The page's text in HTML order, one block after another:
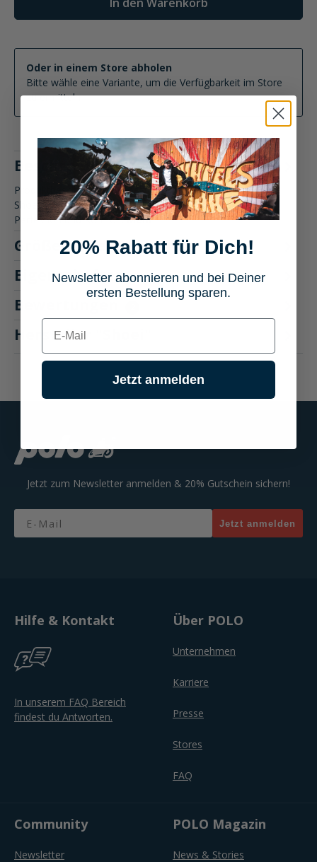
Oder in einem Store abholen
Bitte wähle eine Variante, um die Verfügbarkeit im Store
zu ermitteln
Beschreibung
Produktbeschreibung: Shoei GT-Air 3 Motorradhelm Der
Shoei GT-Air 3 Motorradhelm bietet aerodynamische
Perfektion und Komfo…Mehr
Größentabelle
Eigenschaften
Bewertungen
Hersteller "Shoei"
Jetzt zum Newsletter anmelden & 20% Gutschein sichern!
Email
Jetzt anmelden
Hilfe & Kontakt
In unserem FAQ Bereich
findest du Antworten.
Über POLO
Unternehmen
Karriere
Presse
Stores
FAQ
Community
Newsletter
POLO Magazin
News & Stories
20% Rabatt für Dich!
Newsletter abonnieren und bei Deiner
ersten Bestellung sparen.
E-mail
Jetzt anmelden